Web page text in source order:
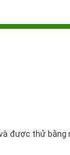
được thử